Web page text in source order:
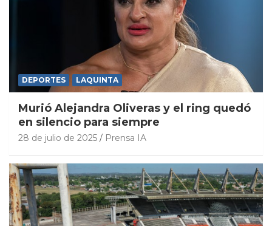
DEPORTES LAQUINTA
Murió Alejandra Oliveras y el ring quedó
en silencio para siempre
28 de julio de 2025 Prensa IA